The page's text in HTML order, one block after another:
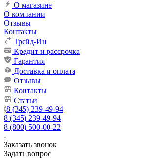
О магазине
О компании
Отзывы
Контакты
Трейд-Ин
Кредит и рассрочка
Гарантия
Доставка и оплата
Отзывы
Контакты
Статьи
8 (345) 239-49-94
8 (345) 239-49-94
8 (800) 500-00-22
Заказать звонок
Задать вопрос